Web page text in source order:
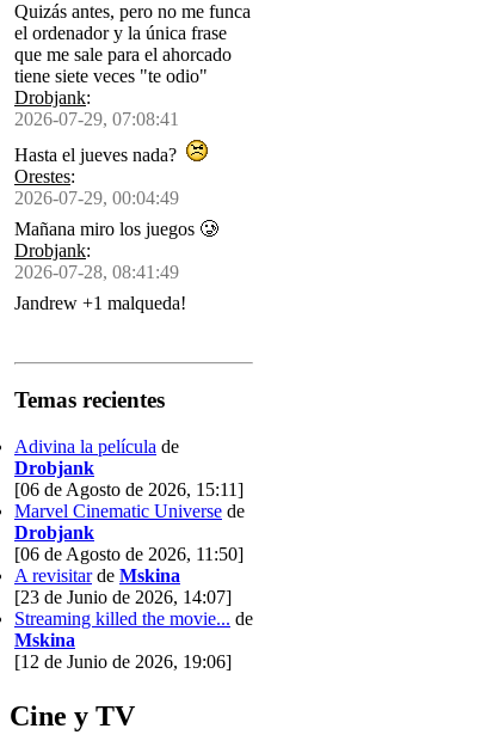
Quizás antes, pero no me funca
el ordenador y la única frase
que me sale para el ahorcado
tiene siete veces "te odio"
Drobjank:
2026-07-29, 07:08:41
Hasta el jueves nada?
Orestes:
2026-07-29, 00:04:49
Mañana miro los juegos 🥲
Drobjank:
2026-07-28, 08:41:49
Jandrew +1 malqueda!
Temas recientes
Adivina la película de
Drobjank
[06 de Agosto de 2026, 15:11]
Marvel Cinematic Universe de
Drobjank
[06 de Agosto de 2026, 11:50]
A revisitarde Mskina
[23 de Junio de 2026, 14:07]
Streaming killed the movie... de
Mskina
[12 de Junio de 2026, 19:06]
Cine y TV